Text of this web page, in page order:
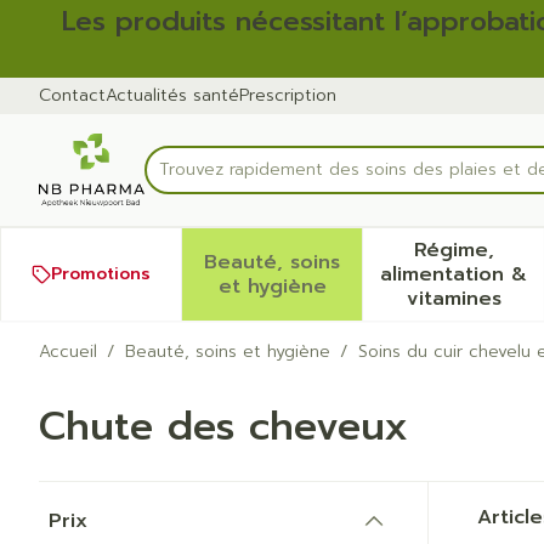
Aller au contenu
Diapositive 1 de 2
Les produits nécessitant
ContactActualités santéPrescription
Rechercher
Trouvez rapidement des soins des plaies et
Promotions
Beauté, soins
et hygièneAfficher le sous-menu
Régime,
alimentation &
vitamines
Afficher
Accueil / Beauté, soins et hygiène / Soins du cuir chevelu
Chute des cheveux
Prix